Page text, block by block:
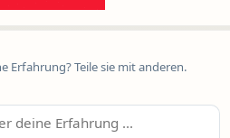
Erfahrung? Teile sie mit anderen.